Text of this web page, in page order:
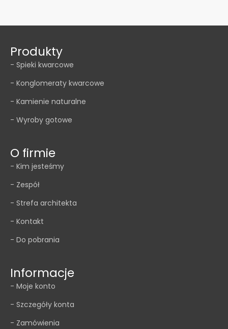
Produkty
- Spieki kwarcowe
- Konglomeraty kwarcowe
- Kamienie naturalne
- Wyroby gotowe
O firmie
- Kim jesteśmy
- Zespół
- Strefa architekta
- Kontakt
- Do pobrania
Informacje
- Moje konto
- Szczegóły konta
- Zamówienia